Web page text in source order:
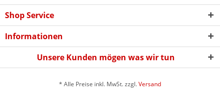
Shop Service
Informationen
Unsere Kunden mögen was wir tun
* Alle Preise inkl. MwSt. zzgl.Versand